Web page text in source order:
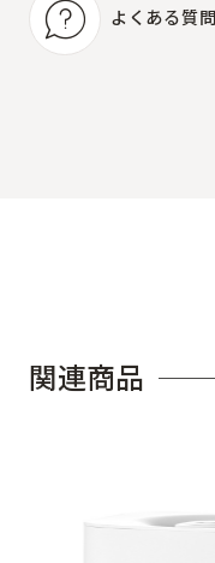
よくある質問
関連商品